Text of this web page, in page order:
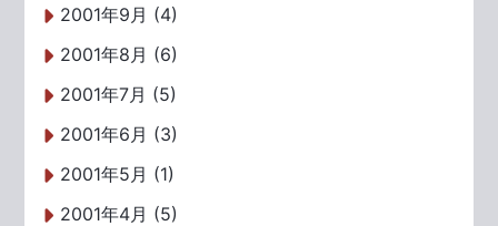
2001年9月 (4)
2001年8月 (6)
2001年7月 (5)
2001年6月 (3)
2001年5月 (1)
2001年4月 (5)